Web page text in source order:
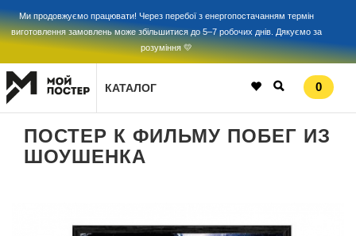
Ми продовжуємо працювати! Через перебої з енергопостачанням термін
виготовлення замовлень може збільшитися до 5–7 робочих днів. Дякуємо за
розуміння 💛
КАТАЛОГ 0
ПОСТЕР К ФИЛЬМУ ПОБЕГ ИЗ
ШОУШЕНКА